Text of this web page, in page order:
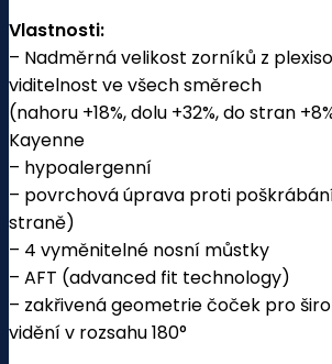
Vlastnosti:
– Nadměrná velikost zorníků z
viditelnost ve všech směrech
(nahoru +18%, dolu +32%, do stran
Kayenne
– hypoalergenní
– povrchová úprava proti
straně)
– 4 vyměnitelné nosní můstky
– AFT (advanced fit technology)
– zakřivená geometrie čoček pro
vidění v rozsahu 180°